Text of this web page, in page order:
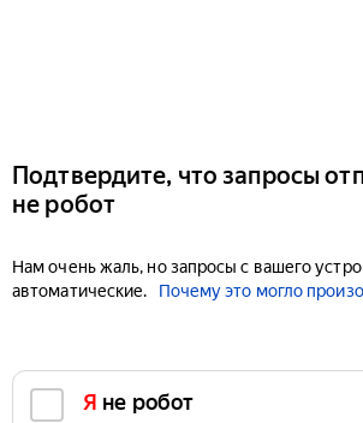
Подтвердите, что запросы
не робот
Нам очень жаль, но запросы с вашего
автоматические.
Почему это могло
Я не робот